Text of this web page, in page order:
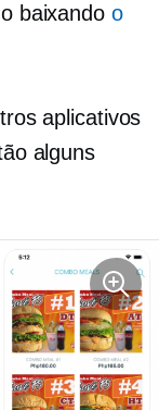
baixando o
aplicativos
alguns